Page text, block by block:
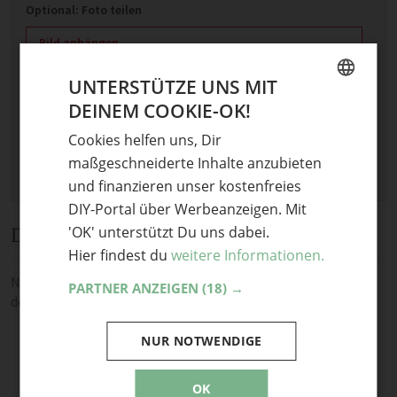
Optional: Foto teilen
Bild anhängen
Maximale Dateigröße: 8 MB.
Bild.
Diskussion
Noch keine Kommentare — sei die Erste oder der Erste und teile
UNTERSTÜTZE UNS MIT
DEINEM COOKIE-OK!
Cookies helfen uns, Dir
maßgeschneiderte Inhalte anzubieten
und finanzieren unser kostenfreies
DIY-Portal über Werbeanzeigen. Mit
'OK' unterstützt Du uns dabei.
Hier findest du weitere Informationen.
PARTNER ANZEIGEN (18) →
OK
NUR NOTWENDIGE